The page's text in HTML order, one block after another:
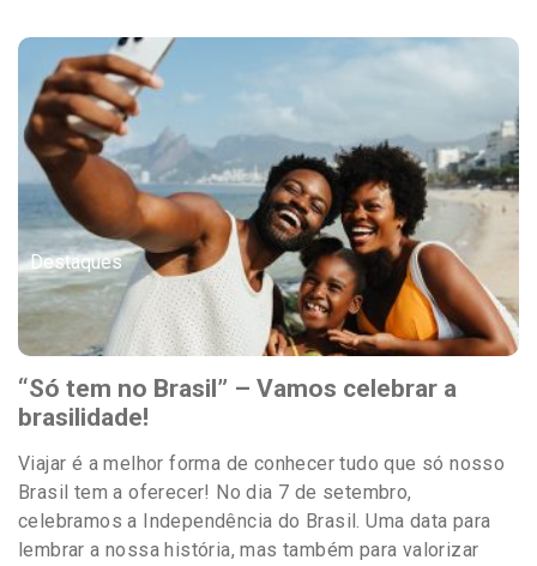
Destaques
“Só tem no Brasil” – Vamos celebrar a
brasilidade!
Viajar é a melhor forma de conhecer tudo que só nosso
Brasil tem a oferecer! No dia 7 de setembro,
celebramos a Independência do Brasil. Uma data para
lembrar a nossa história, mas também para valorizar